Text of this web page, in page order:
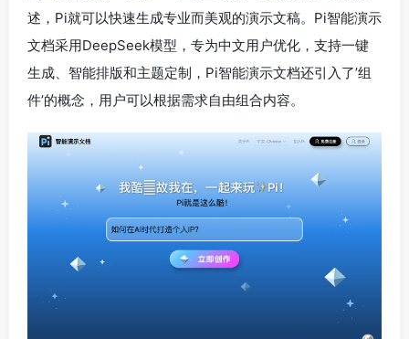
述，Pi就可以快速生成专业而美观的演示文稿。Pi智能演示
文档采用DeepSeek模型，专为中文用户优化，支持一键
生成、智能排版和主题定制，Pi智能演示文档还引入了’组
件’的概念，用户可以根据需求自由组合内容。